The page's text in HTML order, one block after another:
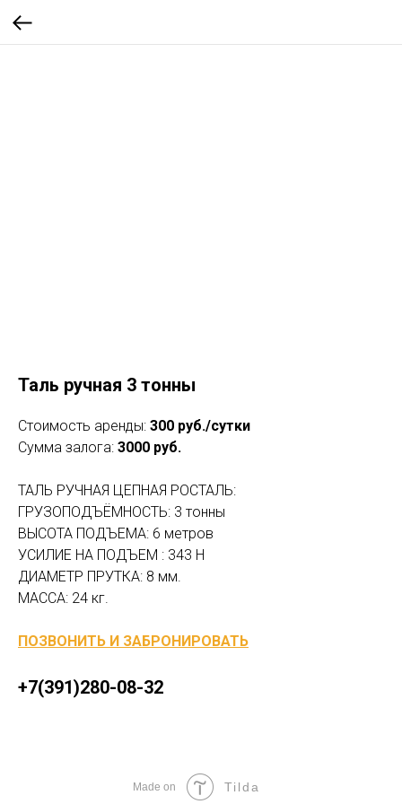
Таль ручная 3 тонны
Стоимость аренды: 300 руб./сутки
Сумма залога: 3000 руб.
ТАЛЬ РУЧНАЯ ЦЕПНАЯ РОСТАЛЬ:
ГРУЗОПОДЪЁМНОСТЬ: 3 тонны
ВЫСОТА ПОДЪЕМА: 6 метров
УСИЛИЕ НА ПОДЪЕМ : 343 Н
ДИАМЕТР ПРУТКА: 8 мм.
МАССА: 24 кг.
ПОЗВОНИТЬ И ЗАБРОНИРОВАТЬ
+7(391)280-08-32
Made on Tilda